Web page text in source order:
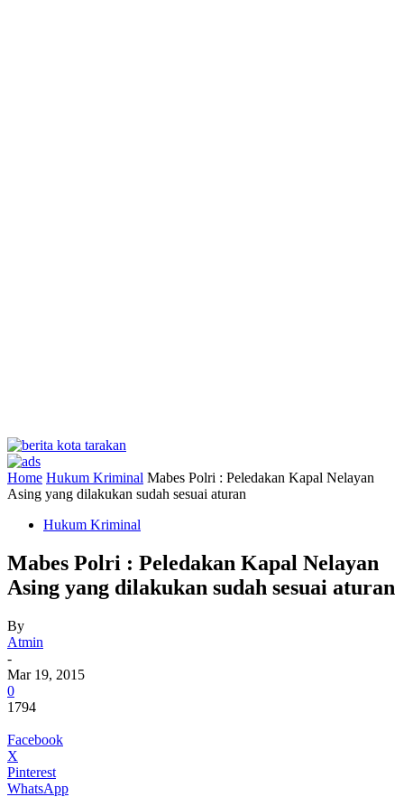
Home Hukum Kriminal Mabes Polri : Peledakan Kapal Nelayan
Asing yang dilakukan sudah sesuai aturan
Hukum Kriminal
Mabes Polri : Peledakan Kapal Nelayan
Asing yang dilakukan sudah sesuai aturan
By
Atmin
-
Mar 19, 2015
0
1794
Facebook
X
Pinterest
WhatsApp